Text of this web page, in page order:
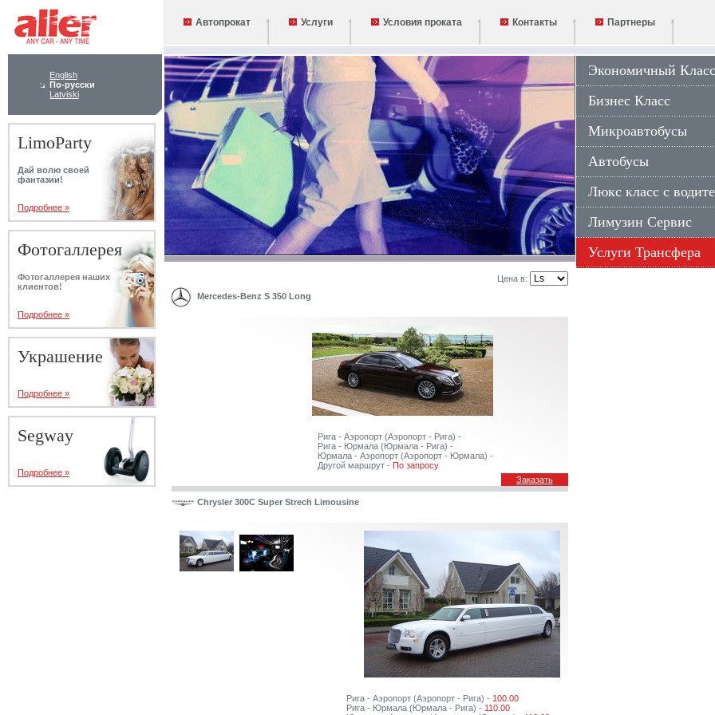
English
По-русски
Latviski
LimoParty
Дай волю своей
фантазии!
Подробнее »
Фотогаллерея
Фотогаллерея наших
клиентов!
Подробнее »
Украшение
Подробнее »
Segway
Подробнее »
Автопрокат Услуги Условия проката Контакты Партнеры
Цена в:
Mercedes-Benz S 350 Long
Рига - Аэропорт (Аэропорт - Рига) -
Рига - Юрмала (Юрмала - Рига) -
Юрмала - Аэропорт (Аэропорт - Юрмала) -
Другой маршрут - По запросу
Заказать
Chrysler 300C Super Strech Limousine
Рига - Аэропорт (Аэропорт - Рига) - 100.00
Рига - Юрмала (Юрмала - Рига) - 110.00
Экономичный Класс
Бизнес Класс
Микроавтобусы
Автобусы
Люкс класс с
Лимузин Сервис
Услуги Трансфера